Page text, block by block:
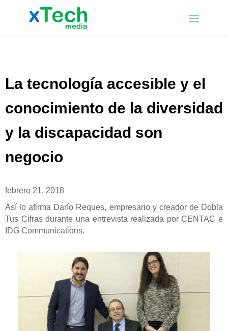
La tecnología accesible y el
conocimiento de la diversidad
y la discapacidad son
negocio
febrero 21, 2018
Así lo afirma Darío Reques, empresario y creador de Dobla
Tus Cifras durante una entrevista realizada por CENTAC e
IDG Communications.